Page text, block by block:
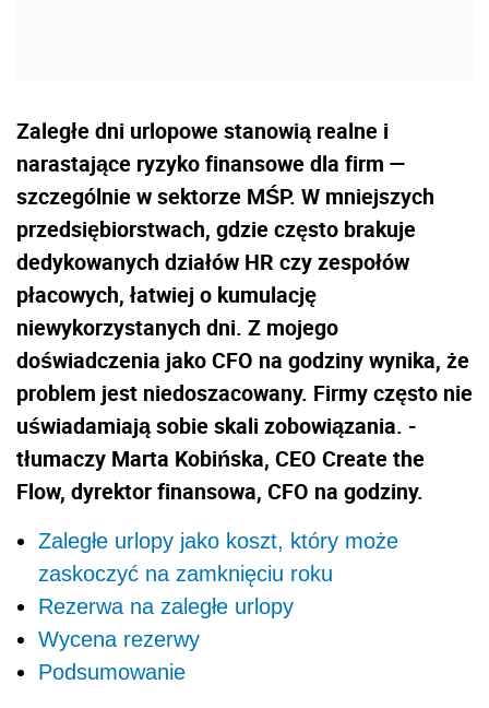
Zaległe dni urlopowe stanowią realne i
narastające ryzyko finansowe dla firm —
szczególnie w sektorze MŚP. W mniejszych
przedsiębiorstwach, gdzie często brakuje
dedykowanych działów HR czy zespołów
płacowych, łatwiej o kumulację
niewykorzystanych dni. Z mojego
doświadczenia jako CFO na godziny wynika, że
problem jest niedoszacowany. Firmy często nie
uświadamiają sobie skali zobowiązania. -
tłumaczy Marta Kobińska, CEO Create the
Flow, dyrektor finansowa, CFO na godziny.
Zaległe urlopy jako koszt, który może
zaskoczyć na zamknięciu roku
Rezerwa na zaległe urlopy
Wycena rezerwy
Podsumowanie